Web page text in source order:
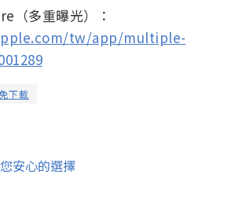
（多重曝光）：
tw/app/multiple-
下載
安心的選擇